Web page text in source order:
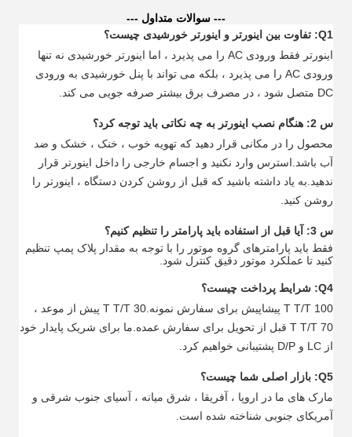
--- سوالات متداول ---
Q1: تفاوت بین اینورتر و اینورتر خورشیدی چیست؟
اینورتر فقط ورودی AC را می پذیرد ، اما اینورتر خورشیدی نه تنها
ورودی AC را می پذیرد ، بلکه می تواند با پنل خورشیدی به ورودی
DC متصل شود ، در مصرف برق بیشتر صرفه جویی می کند.
س 2: هنگام نصب اینورتر به چه نکاتی باید توجه کرد؟
محصول را در مکانی قرار دهید که تهویه خوب ، خنک ، خشک و ضد
آب باشد.استرس وارد نکنید و اجسام خارجی را داخل اینورتر قرار
ندهید.به یاد داشته باشید که قبل از روشن کردن دستگاه ، اینورتر را
روشن کنید.
س 3: آیا قبل از استفاده باید پارامتر را تنظیم کنیم؟
فقط باید پارامترهای گروه موتور را با توجه به مقدار پلاک پمپ تنظیم
کنید تا عملکرد موتور دقیق کنترل شود.
Q4: شرایط پرداخت چیست؟
100 T T/T پیشاپیش برای سفارش نمونه.30 T T/T پیش از موعد ،
70 T T/T قبل از تحویل برای سفارش عمده.ما برای شریک پایدار خود
از LC و D/P پشتیبانی خواهیم کرد.
Q5: بازار اصلی شما چیست؟
مارک های ما در اروپا ، آفریقا ، شرق میانه ، آسیای جنوب شرقی و
آمریکای جنوبی شناخته شده است.